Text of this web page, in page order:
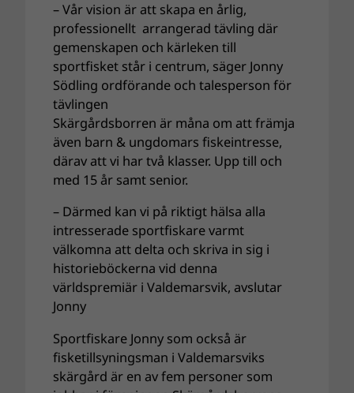
– Vår vision är att skapa en årlig,
professionellt arrangerad tävling där
gemenskapen och kärleken till
sportfisket står i centrum, säger Jonny
Södling ordförande och talesperson för
tävlingen
Skärgårdsborren är måna om att främja
även barn & ungdomars fiskeintresse,
därav att vi har två klasser. Upp till och
med 15 år samt senior.
– Därmed kan vi på riktigt hälsa alla
intresserade sportfiskare varmt
välkomna att delta och skriva in sig i
historieböckerna vid denna
världspremiär i Valdemarsvik, avslutar
Jonny
Sportfiskare Jonny som också är
fisketillsyningsman i Valdemarsviks
skärgård är en av fem personer som